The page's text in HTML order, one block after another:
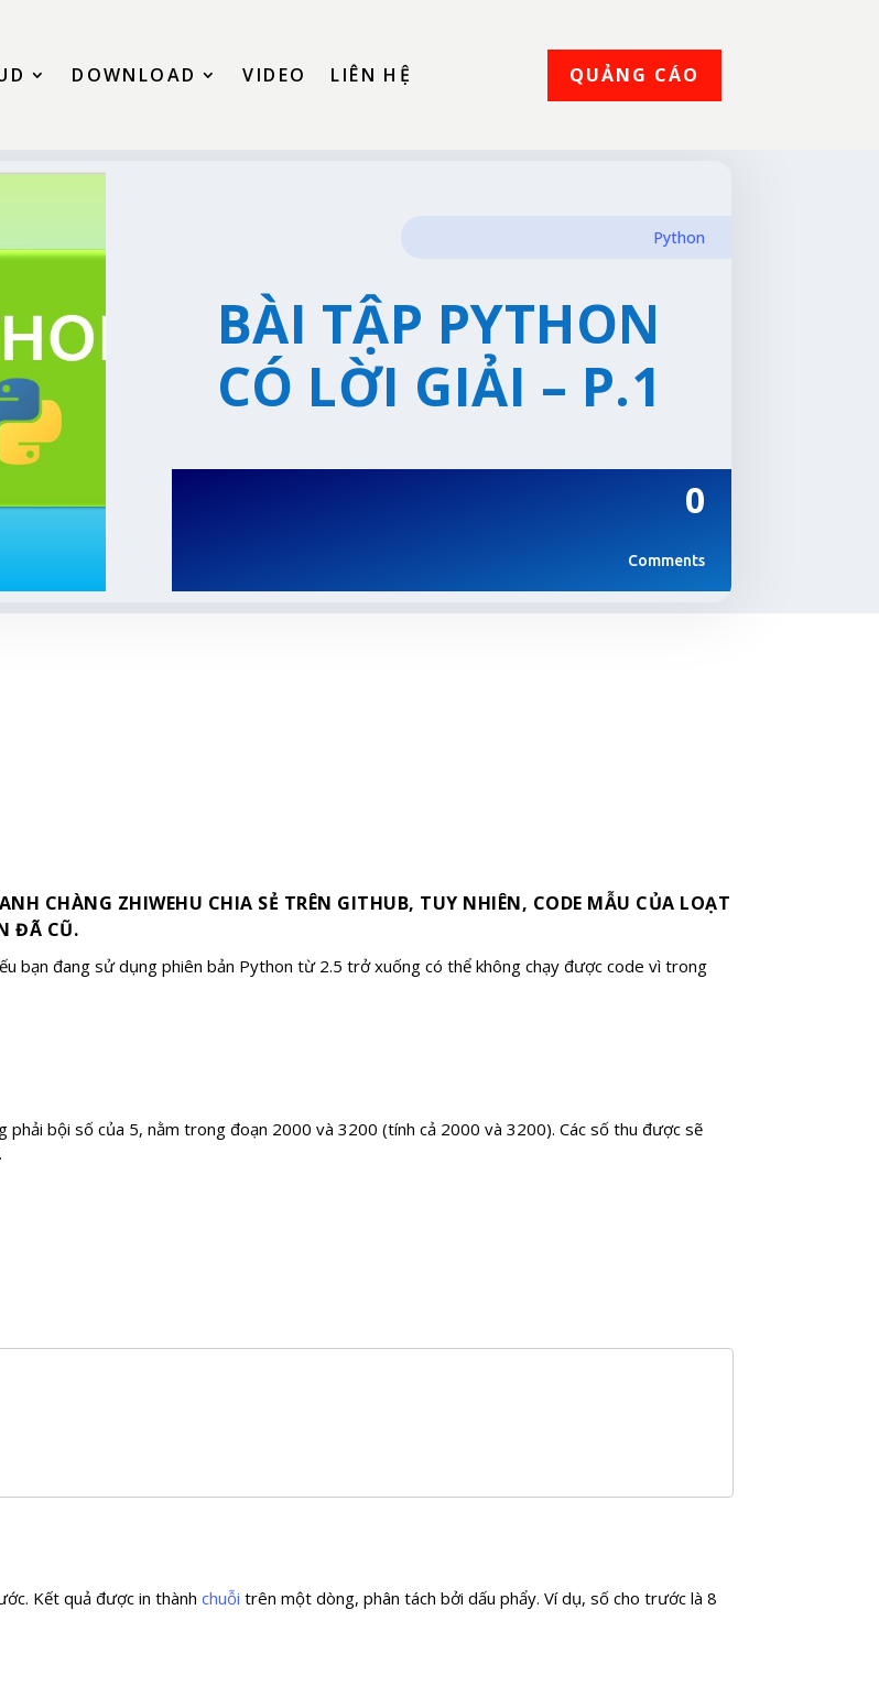
DOWNLOAD VIDEO LIÊN HỆ QUẢNG CÁO
Python
BÀI TẬP PYTHON
CÓ LỜI GIẢI – P.1
0
Comments
CHÀNG ZHIWEHU CHIA SẺ TRÊN GITHUB, TUY NHIÊN, CODE MẪU CỦA LOẠT
ĐÃ CŨ.
bạn đang sử dụng phiên bản Python từ 2.5 trở xuống có thể không chạy được code vì trong
bội số của 5, nằm trong đoạn 2000 và 3200 (tính cả 2000 và 3200). Các số thu được sẽ
Kết quả được in thành chuỗi trên một dòng, phân tách bởi dấu phẩy. Ví dụ, số cho trước là 8